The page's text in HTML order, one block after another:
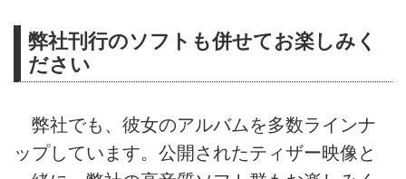
弊社刊行のソフトも併せてお楽しみく
ださい
弊社でも、彼女のアルバムを多数ラインナ
ップしています。公開されたティザー映像と